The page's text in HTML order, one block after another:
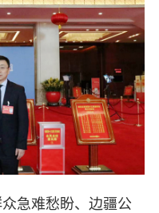
急难愁盼、边疆公